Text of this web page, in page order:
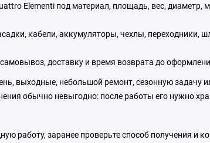
Elementi под материал, площадь, вес,
кабели, аккумуляторы, чехлы, переходники,
доставку и время возврата до
выходные, небольшой ремонт, сезонную задачу
обычно невыгодно: после работы его нужно
работу, заранее проверьте способ получения и